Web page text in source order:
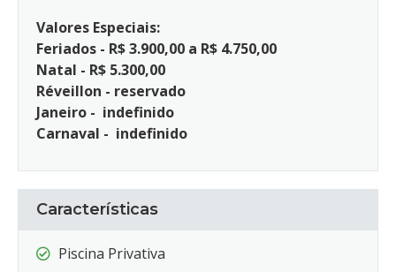
Valores Especiais:
Feriados - R$ 3.900,00 a R$ 4.750,00
Natal - R$ 5.300,00
Réveillon - reservado
Janeiro - indefinido
Carnaval - indefinido
Características
Piscina Privativa